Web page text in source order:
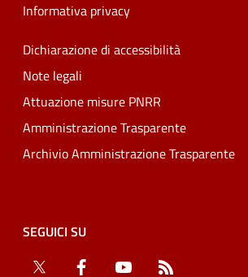
Informativa privacy
Dichiarazione di accessibilità
Note legali
Attuazione misure PNRR
Amministrazione Trasparente
Archivio Amministrazione Trasparente
SEGUICI SU
Twitter
Facebook YouTube